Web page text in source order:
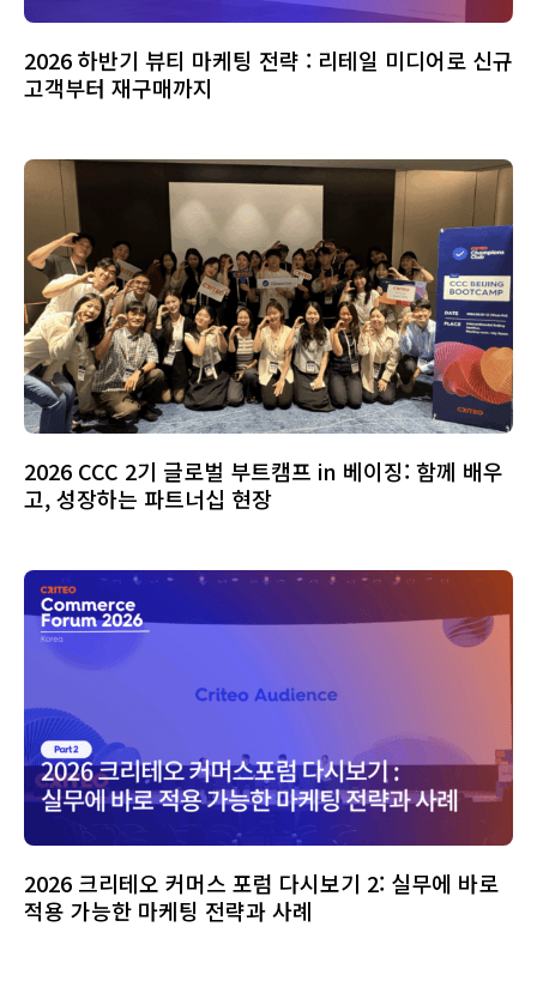
2026 하반기 뷰티 마케팅 전략 : 리테일 미디어로 신규
고객부터 재구매까지
2026 CCC 2기 글로벌 부트캠프 in 베이징: 함께 배우
고, 성장하는 파트너십 현장
2026 크리테오 커머스 포럼 다시보기 2: 실무에 바로
적용 가능한 마케팅 전략과 사례